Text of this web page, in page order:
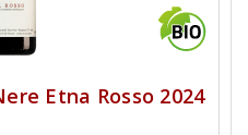
Etna Rosso 2024